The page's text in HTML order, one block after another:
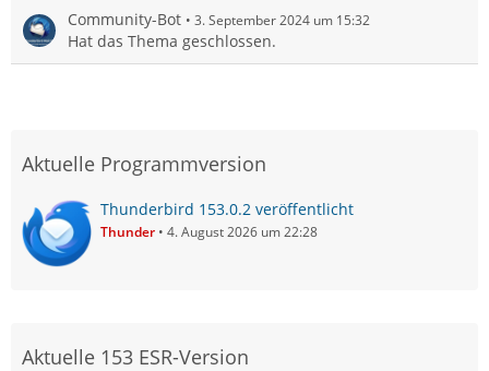
Community-Bot 3. September 2024 um 15:32
Hat das Thema geschlossen.
Aktuelle Programmversion
Thunderbird 153.0.2 veröffentlicht
Thunder 4. August 2026 um 22:28
Aktuelle 153 ESR-Version